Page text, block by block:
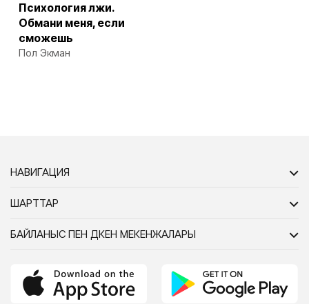
Психология лжи.
Обмани меня, если
сможешь
Пол Экман
НАВИГАЦИЯ
ШАРТТАР
БАЙЛАНЫС ПЕН ДҮКЕН МЕКЕНЖАЛАРЫ